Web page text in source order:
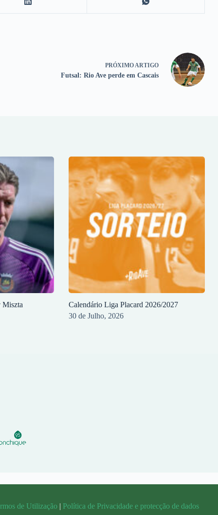
PRÓXIMO ARTIGO
Futsal: Rio Ave perde em Cascais
Miszta
Calendário Liga Placard 2026/2027
30 de Julho, 2026
de Utilização | Política de Privacidade e protecção de dados